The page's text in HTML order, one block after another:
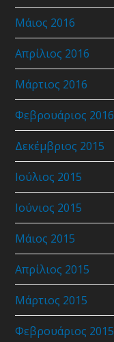
Μάιος 2016
Απρίλιος 2016
Μάρτιος 2016
Φεβρουάριος 2016
Δεκέμβριος 2015
Ιούλιος 2015
Ιούνιος 2015
Μάιος 2015
Απρίλιος 2015
Μάρτιος 2015
Φεβρουάριος 2015